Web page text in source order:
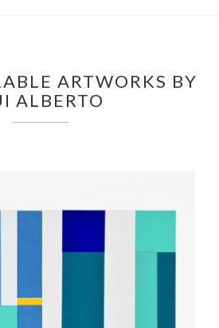
ARTWORKS BY
ALBERTO